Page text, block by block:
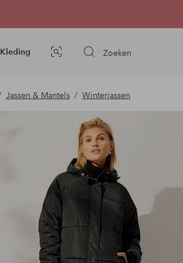
Kleding
Afbeelding
Zoeken
Jassen & Mantels Winterjassen